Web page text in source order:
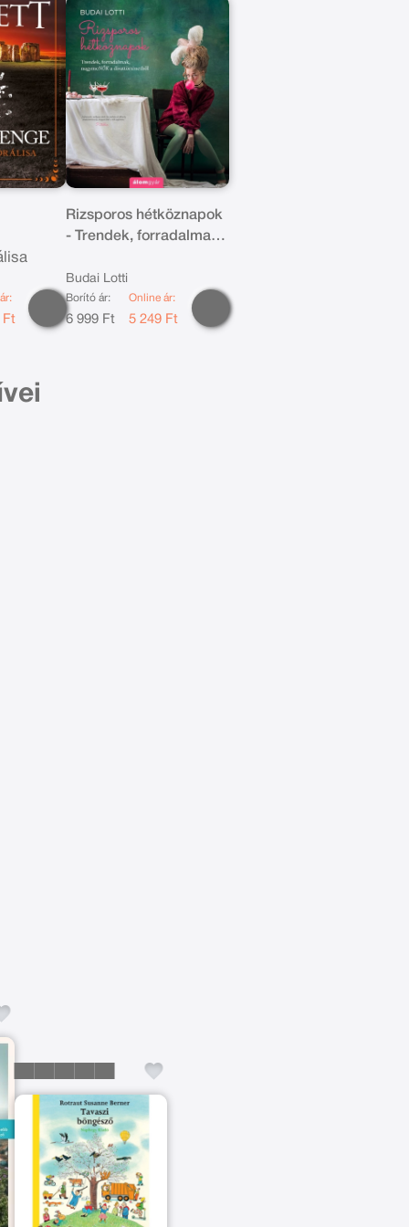
Ft
Rizsporos hétköznapok
- Trendek, forradalmak,
divattörténetből
Budai Lotti
Borító ár:
6 999 Ft
Online ár:
5 249 Ft